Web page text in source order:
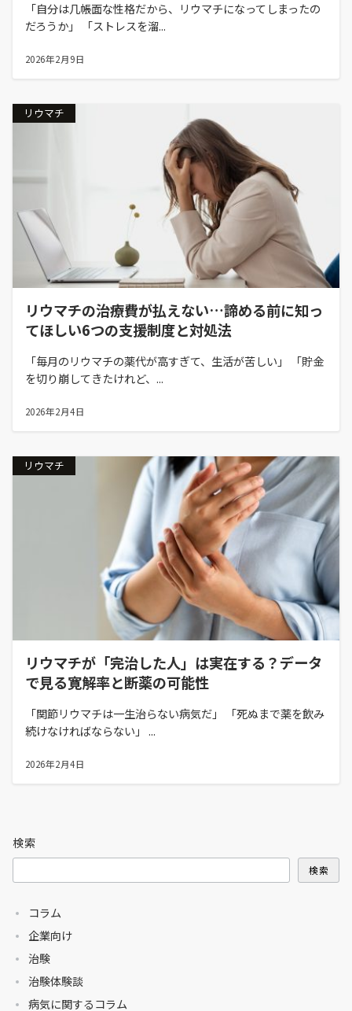
「自分は几帳面な性格だから、リウマチになってしまったの
だろうか」 「ストレスを溜...
2026年2月9日
リウマチ
リウマチの治療費が払えない…諦める前に知っ
てほしい6つの支援制度と対処法
「毎月のリウマチの薬代が高すぎて、生活が苦しい」 「貯金
を切り崩してきたけれど、...
2026年2月4日
リウマチ
リウマチが「完治した人」は実在する？データ
で見る寛解率と断薬の可能性
「関節リウマチは一生治らない病気だ」 「死ぬまで薬を飲み
続けなければならない」 ...
2026年2月4日
検索
検索
コラム
企業向け
治験
治験体験談
病気に関するコラム